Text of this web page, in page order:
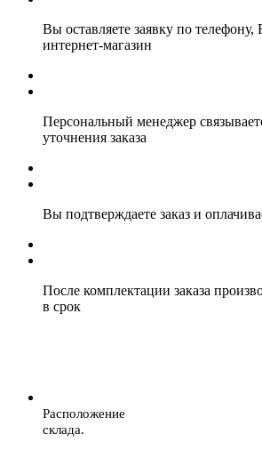
Вы оставляете заявку по телефону,
интернет-магазин
Персональный менеджер
уточнения заказа
Вы подтверждаете заказ и
После комплектации заказа
в срок
Расположение
склада.